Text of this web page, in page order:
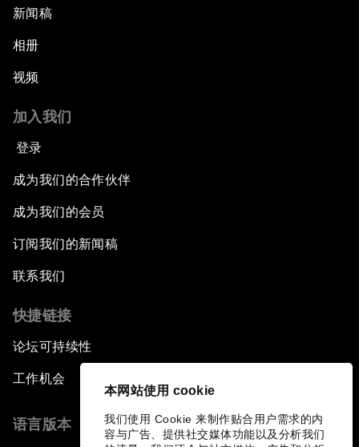
本网站使用 cookie
我们使用 Cookie 来制作贴合用户需求的内
容与广告、提供社交媒体功能以及分析我们
新闻稿
相册
视频
加入我们
登录
成为我们的合作伙伴
成为我们的会员
订阅我们的新闻稿
联系我们
快捷链接
论坛可持续性
工作机会
语言版本